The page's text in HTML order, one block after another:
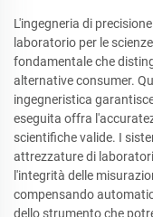
L'ingegneria di
laboratorio per le
fondamentale che
alternative consumer.
ingegneristica
eseguita offra
scientifiche valide. I
attrezzature di
l'integrità delle
compensando
dello strumento che